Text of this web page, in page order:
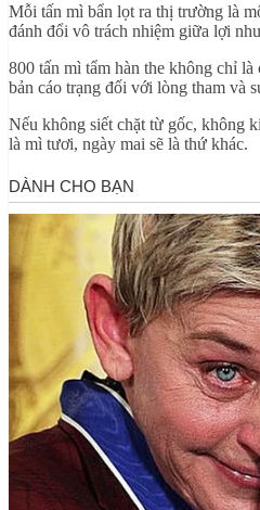
Mỗi tấn mì bẩn lọt ra thị trường là
đánh đổi vô trách nhiệm giữa lợi
800 tấn mì tẩm hàn the không chỉ là
bản cáo trạng đối với lòng tham và
Nếu không siết chặt từ gốc, không
là mì tươi, ngày mai sẽ là thứ khác.